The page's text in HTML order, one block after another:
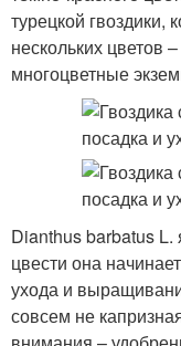
турецкой
нескольких цветов
многоцветные
Dianthus barbatus L.
цвести она
ухода и
совсем не